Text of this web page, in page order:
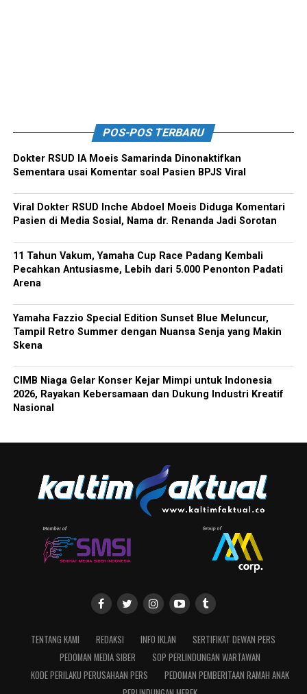
POS-POS TERBARU
Dokter RSUD IA Moeis Samarinda Dinonaktifkan
Sementara usai Komentar soal Pasien BPJS Viral
Viral Dokter RSUD Inche Abdoel Moeis Diduga Komentari
Pasien di Media Sosial, Nama dr. Renanda Jadi Sorotan
11 Tahun Vakum, Yamaha Cup Race Padang Kembali
Pecahkan Antusiasme, Lebih dari 5.000 Penonton Padati
Arena
Yamaha Fazzio Special Edition Sunset Blue Meluncur,
Tampil Retro Summer dengan Nuansa Senja yang Makin
Skena
CIMB Niaga Gelar Konser Kejar Mimpi untuk Indonesia
2026, Rayakan Kebersamaan dan Dukung Industri Kreatif
Nasional
TENTANG KAMI REDAKSI INFO IKLAN
SERTIFIKAT DEWAN PERS
PEDOMAN MEDIA SIBER
SOP PERLINDUNGAN WARTAWAN
KODE PERILAKU PERUSAHAAN PERS
PEDOMAN PEMBERITAAN RAMAH ANAK